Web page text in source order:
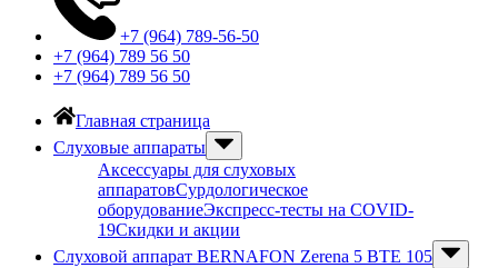
+7 (964) 789-56-50
+7 (964) 789 56 50
+7 (964) 789 56 50
Главная страница
Слуховые аппараты
Аксессуары для слуховых
аппаратовСурдологическое
оборудованиеЭкспресс-тесты на COVID-
19Скидки и акции
Слуховой аппарат BERNAFON Zerena 5 BTE 105